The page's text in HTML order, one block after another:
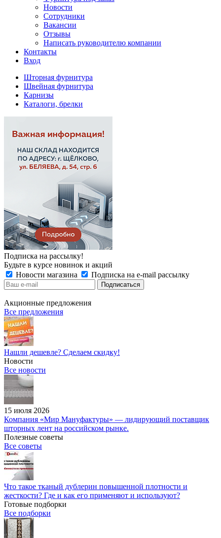
Новости
Сотрудники
Вакансии
Отзывы
Написать руководителю компании
Контакты
Вход
Шторная фурнитура
Швейная фурнитура
Карнизы
Каталоги, брелки
Подписка на рассылку!
Будьте в курсе новинок и акций
Новости магазина
Подписка на e-mail рассылку
Акционные предложения
Все предложения
Нашли дешевле? Сделаем скидку!
Новости
Все новости
15 июля 2026
Компания «Мир Мануфактуры» — лидирующий поставщик
шторных лент на российском рынке.
Полезные советы
Все советы
Что такое тканый дублерин повышенной плотности и
жесткости? Где и как его применяют и используют?
Готовые подборки
Все подборки